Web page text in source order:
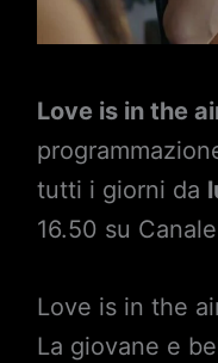
Love is in the
tutti i giorni da
16.50 su
Love is in the
La giovane e